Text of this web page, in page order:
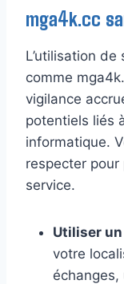
mga4k.cc
L’utilisation
comme
vigilance
potentiels liés
informatique.
respecter
service.
Utiliser
votre
échanges,